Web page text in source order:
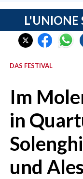
SASSARI E PROVINCIA
GALLURA
NUORO E PROVINCIA
CRONACA
ITALIA
MONDO
POLITICA
ECONOMIA
L'UNIONE
DAS FESTIVAL
Im
in
und